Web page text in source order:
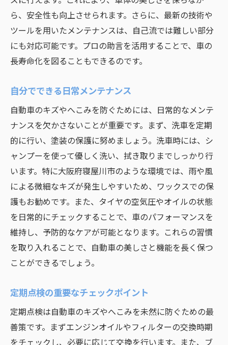
ら、安全性も向上させられます。さらに、最新の技術や
ツールを用いたメンテナンスは、自己流では難しい部分
にも対応可能です。プロの助言を活用することで、車の
長寿命化を図ることもできるのです。
自分でできる日常メンテナンス
自動車のキズやへこみを防ぐためには、日常的なメンテ
ナンスを欠かさないことが重要です。まず、洗車を定期
的に行い、塗装の保護に努めましょう。洗車時には、シ
ャンプーを使って優しく洗い、拭き取りまでしっかり行
います。特に大阪府寝屋川市のような環境では、雨や風
による微細なキズが発生しやすいため、ワックスでの保
護もお勧めです。また、タイヤの空気圧やオイルの状態
を日常的にチェックすることで、車のパフォーマンスを
維持し、予防的なケアが可能となります。これらの習慣
を取り入れることで、自動車の美しさと機能を長く保つ
ことができるでしょう。
定期点検の重要なチェックポイント
定期点検は自動車のキズやへこみを未然に防ぐための最
善策です。まずエンジンオイルやフィルターの交換時期
をチェックし、必要に応じて交換を行います。また、ブ